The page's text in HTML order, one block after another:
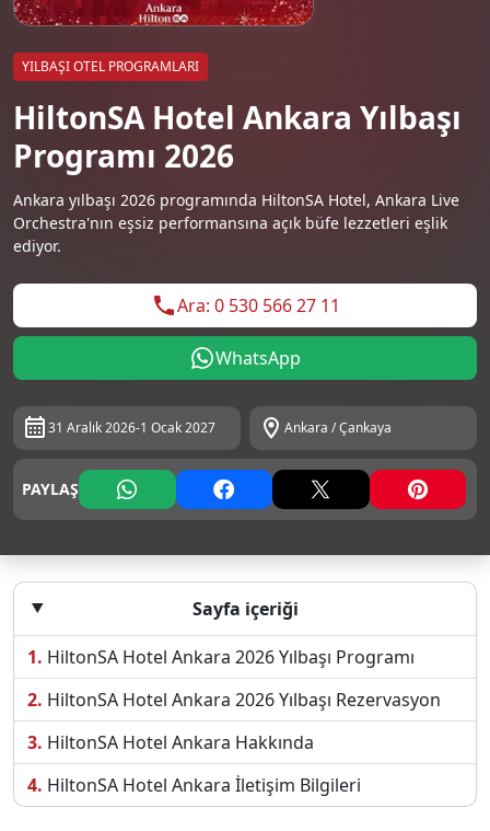
YILBAŞI OTEL PROGRAMLARI
HiltonSA Hotel Ankara Yılbaşı
Programı 2026
Ankara yılbaşı 2026 programında HiltonSA Hotel, Ankara Live
Orchestra'nın eşsiz performansına açık büfe lezzetleri eşlik
ediyor.
Ara: 0 530 566 27 11
WhatsApp
31 Aralık 2026-1 Ocak 2027 Ankara / Çankaya
PAYLAŞ
Sayfa içeriği
HiltonSA Hotel Ankara 2026 Yılbaşı Programı
HiltonSA Hotel Ankara 2026 Yılbaşı Rezervasyon
HiltonSA Hotel Ankara Hakkında
HiltonSA Hotel Ankara İletişim Bilgileri